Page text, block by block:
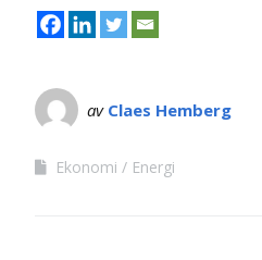
av Claes Hemberg
Ekonomi Energi